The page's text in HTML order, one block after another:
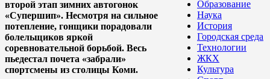
Образование
Наука
История
Городская среда
Технологии
ЖКХ
Культура
второй этап зимних автогонок
«Супершип». Несмотря на сильное
потепление, гонщики порадовали
болельщиков яркой
соревновательной борьбой. Весь
пьедестал почета «забрали»
спортсмены из столицы Коми.